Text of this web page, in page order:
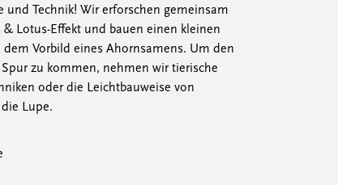
und Technik! Wir erforschen gemeinsam
Lotus-Effekt und bauen einen kleinen
Vorbild eines Ahornsamens. Um den
zu kommen, nehmen wir tierische
oder die Leichtbauweise von
Lupe.